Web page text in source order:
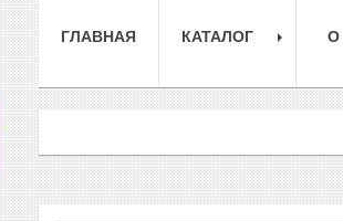
ГЛАВНАЯ КАТАЛОГ О